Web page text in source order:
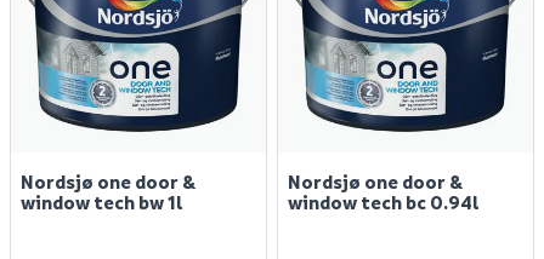
Nordsjø one door &
window tech bw 1l
Nordsjø one door &
window tech bc 0.94l